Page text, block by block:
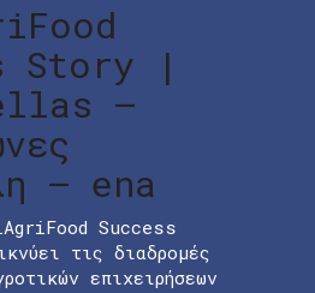
Story |
–
– ena
Success
τις διαδρομές
επιχειρήσεων